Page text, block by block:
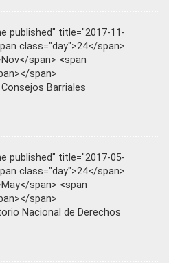
published" title="2017-11-
class="day">24</span>
span> <span
span>
Barriales
published" title="2017-05-
class="day">24</span>
span> <span
span>
Nacional de Derechos